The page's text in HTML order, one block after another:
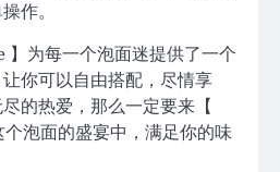
作。
】为每一个泡面迷提供了一个
你可以自由搭配，尽情享
的热爱，那么一定要来【
泡面的盛宴中，满足你的味